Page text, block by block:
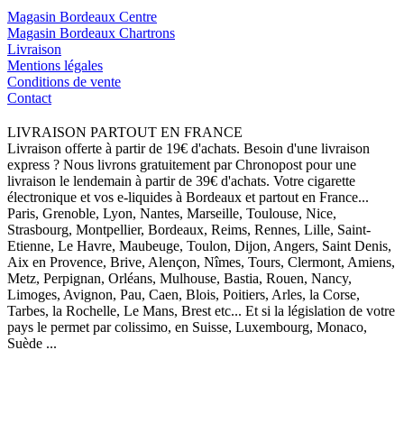
Magasin Bordeaux Centre
Magasin Bordeaux Chartrons
Livraison
Mentions légales
Conditions de vente
Contact
LIVRAISON PARTOUT EN FRANCE
Livraison offerte à partir de 19€ d'achats. Besoin d'une livraison
express ? Nous livrons gratuitement par Chronopost pour une
livraison le lendemain à partir de 39€ d'achats. Votre cigarette
électronique et vos e-liquides à Bordeaux et partout en France...
Paris, Grenoble, Lyon, Nantes, Marseille, Toulouse, Nice,
Strasbourg, Montpellier, Bordeaux, Reims, Rennes, Lille, Saint-
Etienne, Le Havre, Maubeuge, Toulon, Dijon, Angers, Saint Denis,
Aix en Provence, Brive, Alençon, Nîmes, Tours, Clermont, Amiens,
Metz, Perpignan, Orléans, Mulhouse, Bastia, Rouen, Nancy,
Limoges, Avignon, Pau, Caen, Blois, Poitiers, Arles, la Corse,
Tarbes, la Rochelle, Le Mans, Brest etc... Et si la législation de votre
pays le permet par colissimo, en Suisse, Luxembourg, Monaco,
Suède ...